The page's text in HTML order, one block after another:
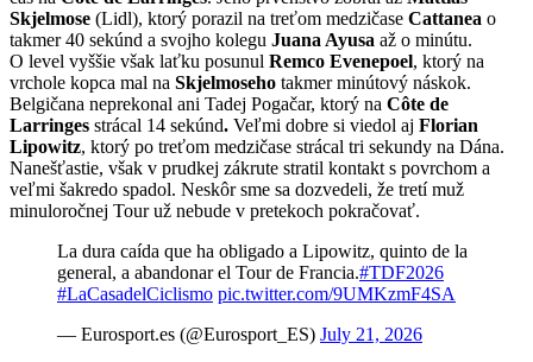
Skjelmose (Lidl), ktorý porazil na treťom medzičase Cattanea o
takmer 40 sekúnd a svojho kolegu Juana Ayusa až o minútu.
O level vyššie však laťku posunul Remco Evenepoel, ktorý na
vrchole kopca mal na Skjelmoseho takmer minútový náskok.
Belgičana neprekonal ani Tadej Pogačar, ktorý na Côte de
Larringes strácal 14 sekúnd. Veľmi dobre si viedol aj Florian
Lipowitz, ktorý po treťom medzičase strácal tri sekundy na Dána.
Nanešťastie, však v prudkej zákrute stratil kontakt s povrchom a
veľmi šakredo spadol. Neskôr sme sa dozvedeli, že tretí muž
minuloročnej Tour už nebude v pretekoch pokračovať.
La dura caída que ha obligado a Lipowitz, quinto de la
general, a abandonar el Tour de Francia.#TDF2026
#LaCasadelCiclismo pic.twitter.com/9UMKzmF4SA
— Eurosport.es (@Eurosport_ES) July 21, 2026